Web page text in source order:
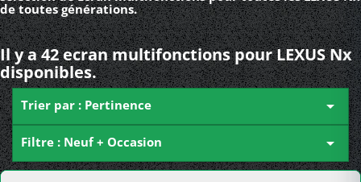
de toutes générations.
Il y a 42 ecran multifonctions pour LEXUS Nx
disponibles.
Trier par : Pertinence 
Filtre : Neuf + Occasion 